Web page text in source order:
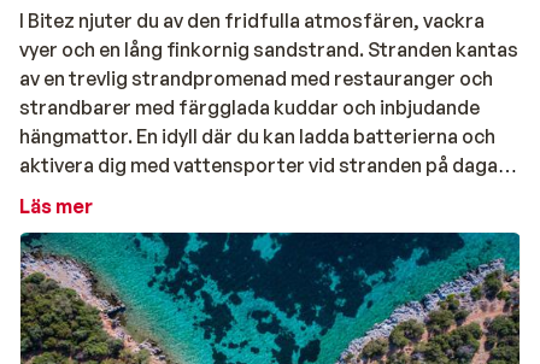
I Bitez njuter du av den fridfulla atmosfären, vackra
vyer och en lång finkornig sandstrand. Stranden kantas
av en trevlig strandpromenad med restauranger och
strandbarer med färgglada kuddar och inbjudande
hängmattor. En idyll där du kan ladda batterierna och
aktivera dig med vattensporter vid stranden på dagarna.
Turkiet. Stadsdelen ligger vackert med frodiga
citrusodlingar på ena sidan och Medelhavet på den
andra. Här är det grönt och frodigt även under de
varmaste månaderna. Mellan vegetationen hittar du
Läs mer